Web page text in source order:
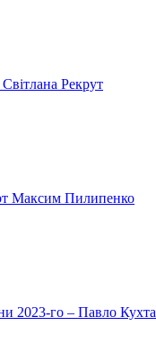
Рекрут
Максим Пилипенко
2023-го – Павло Кухта